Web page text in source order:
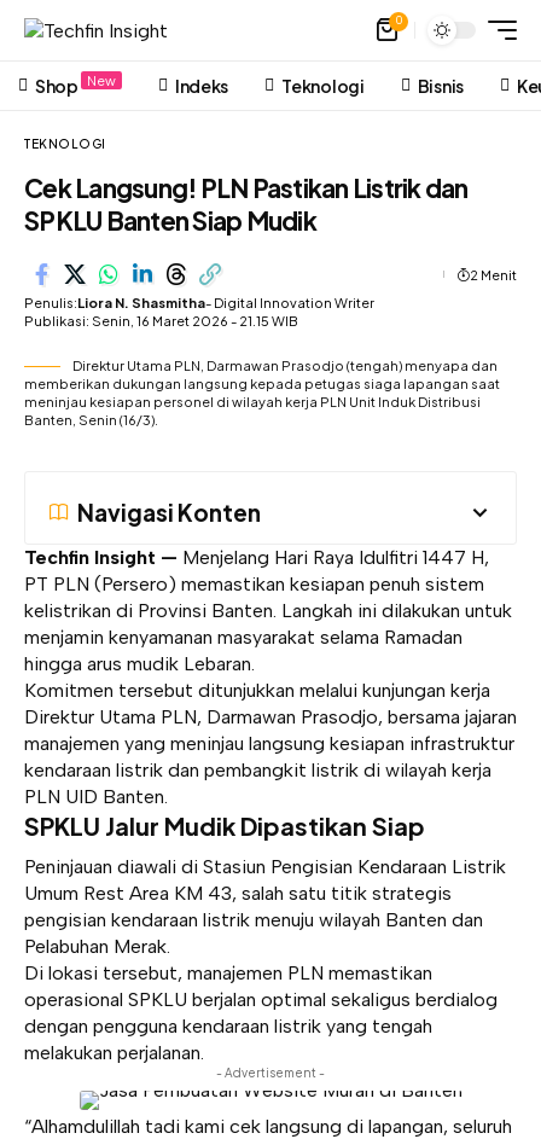
0
Shop New Indeks Teknologi Bisnis
TEKNOLOGI
Cek Langsung! PLN Pastikan Listrik dan
SPKLU Banten Siap Mudik
Penulis:Liora N. Shasmitha- Digital Innovation Writer
Publikasi: Senin, 16 Maret 2026 - 21.15 WIB
2 Menit
Direktur Utama PLN, Darmawan Prasodjo (tengah) menyapa dan
memberikan dukungan langsung kepada petugas siaga lapangan saat
meninjau kesiapan personel di wilayah kerja PLN Unit Induk Distribusi
Banten, Senin (16/3).
Navigasi Konten
Techfin Insight — Menjelang Hari Raya Idulfitri 1447 H,
PT PLN (Persero) memastikan kesiapan penuh sistem
kelistrikan di Provinsi Banten. Langkah ini dilakukan untuk
menjamin kenyamanan masyarakat selama Ramadan
hingga arus mudik Lebaran.
Komitmen tersebut ditunjukkan melalui kunjungan kerja
Direktur Utama PLN, Darmawan Prasodjo, bersama jajaran
manajemen yang meninjau langsung kesiapan infrastruktur
kendaraan listrik dan pembangkit listrik di wilayah kerja
PLN UID Banten.
SPKLU Jalur Mudik Dipastikan Siap
Peninjauan diawali di Stasiun Pengisian Kendaraan Listrik
Umum Rest Area KM 43, salah satu titik strategis
pengisian kendaraan listrik menuju wilayah Banten dan
Pelabuhan Merak.
Di lokasi tersebut, manajemen PLN memastikan
operasional SPKLU berjalan optimal sekaligus berdialog
dengan pengguna kendaraan listrik yang tengah
melakukan perjalanan.
- Advertisement -
“Alhamdulillah tadi kami cek langsung di lapangan, seluruh